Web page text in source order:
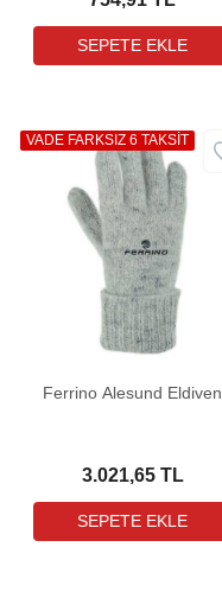
Ferrino Alesund Eldiven
3.021,65 TL
VADE FARKSIZ 6 TAKSİT